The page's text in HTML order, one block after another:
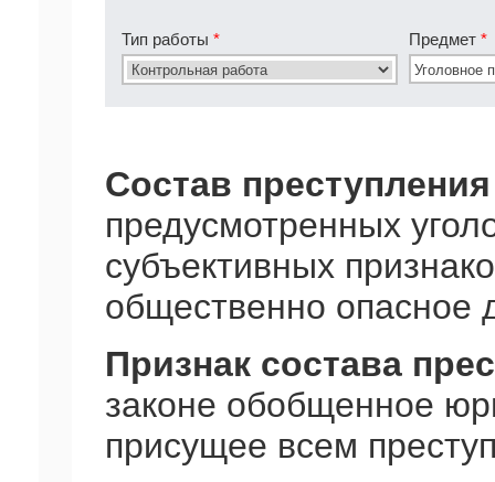
Тип работы * Предмет *
Состав преступления
предусмотренных
субъективных
общественно опасное
Признак состава
законе обобщенное
присущее всем